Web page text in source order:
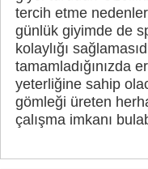
tercih etme
günlük giyimde de
kolaylığı
tamamladığınızda
yeterliğine sahip
gömleği üreten
çalışma imkanı